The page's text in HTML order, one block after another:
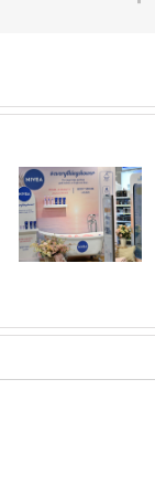
U Lilly
drogerijama
do 31. jula
proizvodi za